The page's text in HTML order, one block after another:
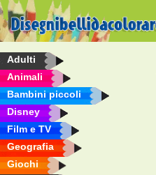
Adulti
Animali
Bambini piccoli
Disney
Film e TV
Geografia
Giochi